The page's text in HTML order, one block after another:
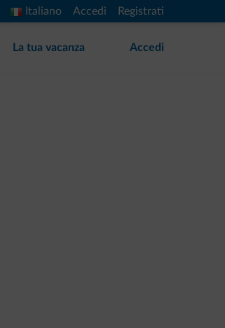
Italiano Accedi Registrati
La tua vacanza Accedi